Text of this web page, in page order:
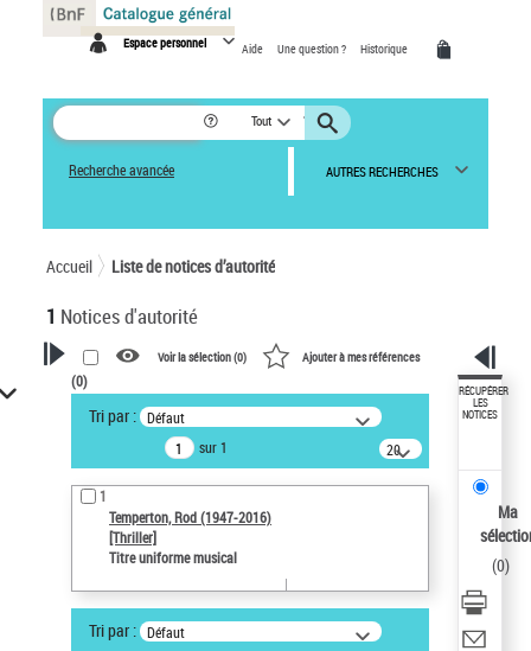
Espace personnel Aide Une question ? Historique
Tout
Recherche avancée AUTRES RECHERCHES
Accueil Liste de notices d’autorité
1 Notices d'autorité
VOTRE RECHERCHE
Recherche avancée dans les
notices d’autorité
Œuvres liées à l'auteur :
Temperton, Rod (1947-2016)
Type de notice d'autorité
Voir la sélection (0) Ajouter à mes références
(0)
Tri par : Défaut
sur 1
20
résultats/page
1
Temperton, Rod (1947-2016)
[Thriller]
Titre uniforme musical
Tri par : Défaut
RÉCUPÉRER
LES
NOTICES
Ma
(0)
Panneau de gestion des cookies